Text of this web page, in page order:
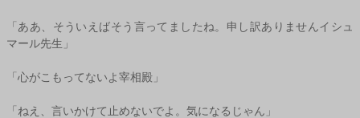
「ああ、そういえばそう言ってましたね。申し訳ありませんイシュ
マール先生」
「心がこもってないよ宰相殿」
「ねえ、言いかけて止めないでよ。気になるじゃん」